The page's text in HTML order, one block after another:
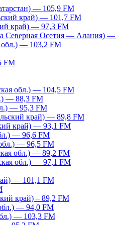
— 105,9 FM
край) — 101,7 FM
край) — 97,3 FM
Северная Осетия — Алания)
обл.) — 103,2 FM
FM
обл.) — 104,5 FM
— 88,3 FM
— 95,3 FM
край) — 89,8 FM
край) — 93,1 FM
— 96,6 FM
— 96,5 FM
обл.) — 89,2 FM
обл.) — 97,1 FM
— 101,1 FM
край) – 89,2 FM
— 94,0 FM
— 103,3 FM